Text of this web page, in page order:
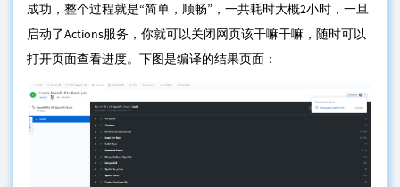
成功，整个过程就是“简单，顺畅”，一共耗时大概2小时，一旦
启动了Actions服务，你就可以关闭网页该干嘛干嘛，随时可以
打开页面查看进度。下图是编译的结果页面：